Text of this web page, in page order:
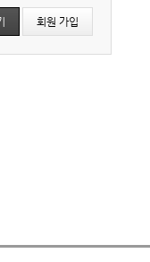
회원 가입